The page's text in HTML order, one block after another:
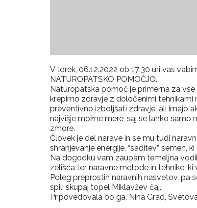
V torek, 06.12.2022 ob 17:30 uri vas
NATUROPATSKO POMOČJO.
Naturopatska pomoč je primerna za
krepimo zdravje z določenimi tehnikami
preventivno izboljšati zdravje, ali imajo
najvišje možne mere, saj se lahko
zmore.
Človek je del narave in se mu tudi
shranjevanje energije, “saditev” semen,
Na dogodku vam zaupam temeljna
zelišča ter naravne metode in tehnike,
Poleg preprostih naravnih nasvetov,
spili skupaj topel Miklavžev čaj.
Pripovedovala bo ga. Nina Grad,